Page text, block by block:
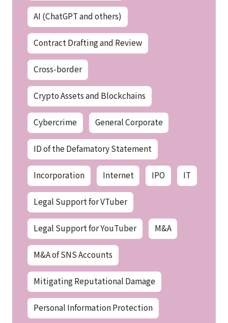
AI (ChatGPT and others)
Contract Drafting and Review
Cross-border
Crypto Assets and Blockchains
Cybercrime General Corporate
ID of the Defamatory Statement
Incorporation Internet IPO IT
Legal Support for VTuber
Legal Support for YouTuber M&A
M&A of SNS Accounts
Mitigating Reputational Damage
Personal Information Protection